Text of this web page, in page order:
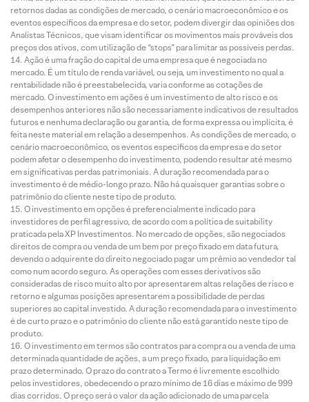
retornos dadas as condições de mercado, o cenário macroeconômico e os
eventos específicos da empresa e do setor, podem divergir das opiniões dos
Analistas Técnicos, que visam identificar os movimentos mais prováveis dos
preços dos ativos, com utilização de “stops” para limitar as possíveis perdas.
Ação é uma fração do capital de uma empresa que é negociada no
mercado. É um título de renda variável, ou seja, um investimento no qual a
rentabilidade não é preestabelecida, varia conforme as cotações de
mercado. O investimento em ações é um investimento de alto risco e os
desempenhos anteriores não são necessariamente indicativos de resultados
futuros e nenhuma declaração ou garantia, de forma expressa ou implícita, é
feita neste material em relação a desempenhos. As condições de mercado, o
cenário macroeconômico, os eventos específicos da empresa e do setor
podem afetar o desempenho do investimento, podendo resultar até mesmo
em significativas perdas patrimoniais. A duração recomendada para o
investimento é de médio-longo prazo. Não há quaisquer garantias sobre o
patrimônio do cliente neste tipo de produto.
O investimento em opções é preferencialmente indicado para
investidores de perfil agressivo, de acordo com a política de suitability
praticada pela XP Investimentos. No mercado de opções, são negociados
direitos de compra ou venda de um bem por preço fixado em data futura,
devendo o adquirente do direito negociado pagar um prêmio ao vendedor tal
como num acordo seguro. As operações com esses derivativos são
consideradas de risco muito alto por apresentarem altas relações de risco e
retorno e algumas posições apresentarem a possibilidade de perdas
superiores ao capital investido. A duração recomendada para o investimento
é de curto prazo e o patrimônio do cliente não está garantido neste tipo de
produto.
O investimento em termos são contratos para compra ou a venda de uma
determinada quantidade de ações, a um preço fixado, para liquidação em
prazo determinado. O prazo do contrato a Termo é livremente escolhido
pelos investidores, obedecendo o prazo mínimo de 16 dias e máximo de 999
dias corridos. O preço será o valor da ação adicionado de uma parcela